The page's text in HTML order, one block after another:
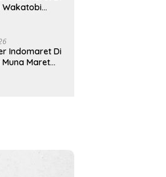
Wakatobi
Indomaret Di
Maret